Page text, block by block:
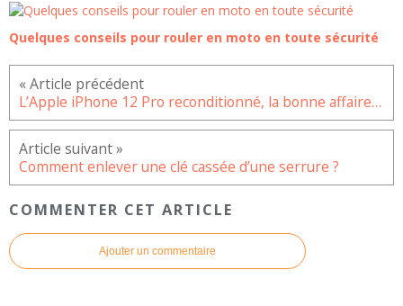
Quelques conseils pour rouler en moto en toute sécurité
L’Apple iPhone 12 Pro reconditionné, la bonne affaire du moment
Comment enlever une clé cassée d’une serrure ?
COMMENTER CET ARTICLE
Ajouter un commentaire